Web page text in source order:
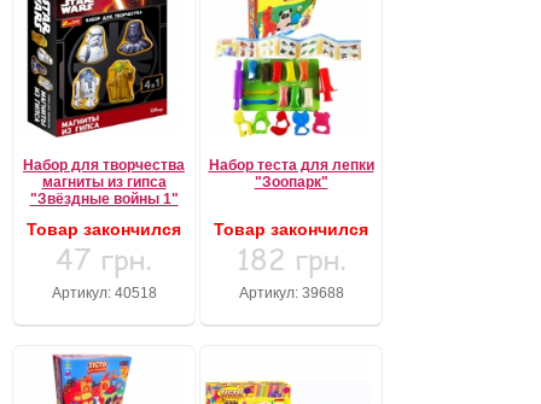
Набор для творчества
магниты из гипса
"Звёздные войны 1"
Товар закончился
47 грн.
Артикул: 40518
Набор теста для лепки
"Зоопарк"
Товар закончился
182 грн.
Артикул: 39688